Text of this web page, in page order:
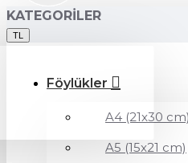
KATEGORILER
TL
Föylükler
A4 (21x30 cm)
A5 (15x21 cm)